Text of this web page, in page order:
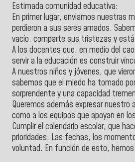
Estimada comunidad educativa:
En primer lugar, enviamos nuestras
perdieron a sus seres amados.
vacío, comparte sus tristezas y
A los docentes que, en medio del
servir a la educación es construir
A nuestros niños y jóvenes, que
sabemos que el miedo ha tomado
sorprendente y una capacidad
Queremos además expresar
como a los equipos que apoyan en
Cumplir el calendario escolar, que
prioridades. Las fechas, los
voluntad. En función de esto,